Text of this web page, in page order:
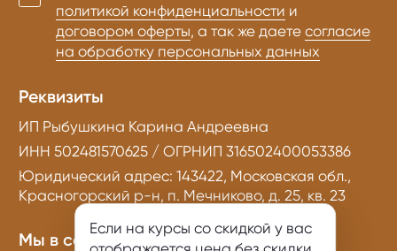
политикой конфиденциальности и
договором оферты, а так же даетесогласие
на обработку персональных данных
Реквизиты
ИП Рыбушкина Карина Андреевна
ИНН 502481570625 / ОГРНИП 316502400053386
Юридический адрес: 143422, Московская обл.,
Красногорский р-н, п. Мечниково, д. 25, кв. 23
Мы в социальных сетях
Если на курсы со скидкой у вас